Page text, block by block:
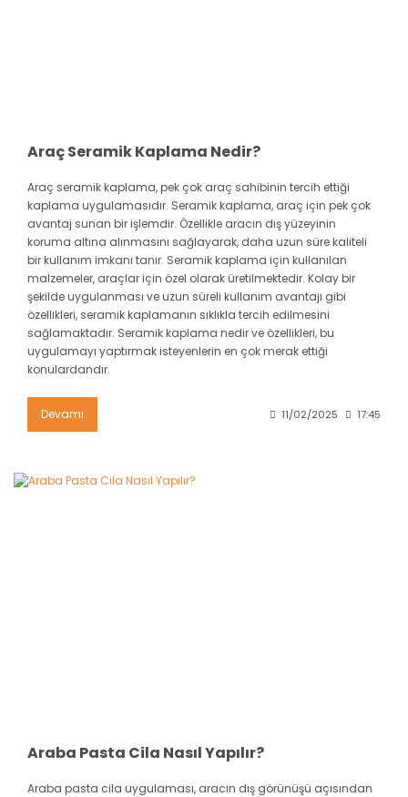
Araç Seramik Kaplama Nedir?
Araç seramik kaplama, pek çok araç sahibinin tercih ettiği
kaplama uygulamasıdır. Seramik kaplama, araç için pek çok
avantaj sunan bir işlemdir. Özellikle aracın dış yüzeyinin
koruma altına alınmasını sağlayarak, daha uzun süre kaliteli
bir kullanım imkanı tanır. Seramik kaplama için kullanılan
malzemeler, araçlar için özel olarak üretilmektedir. Kolay bir
şekilde uygulanması ve uzun süreli kullanım avantajı gibi
özellikleri, seramik kaplamanın sıklıkla tercih edilmesini
sağlamaktadır. Seramik kaplama nedir ve özellikleri, bu
uygulamayı yaptırmak isteyenlerin en çok merak ettiği
konulardandır.
Devamı 11/02/2025 17:45
Araba Pasta Cila Nasıl Yapılır?
Araba pasta cila uygulaması, aracın dış görünüşü açısından